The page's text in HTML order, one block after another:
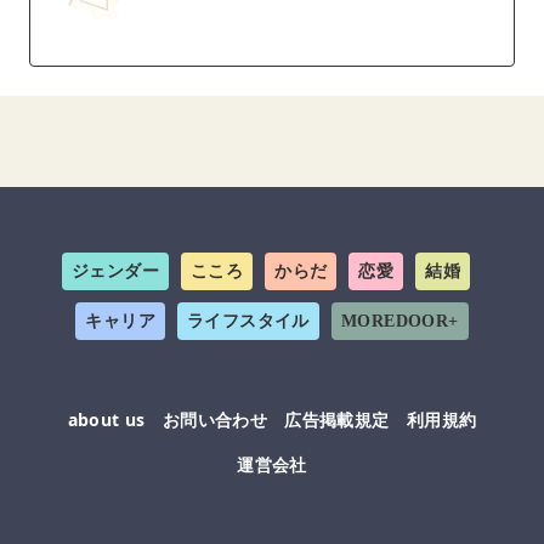
ジェンダー こころ からだ 恋愛 結婚
キャリア ライフスタイル MOREDOOR+
about us お問い合わせ 広告掲載規定
利用規約
運営会社